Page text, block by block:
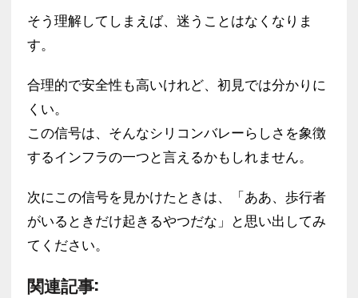
そう理解してしまえば、迷うことはなくなりま
す。
合理的で安全性も高いけれど、初見では分かりに
くい。
この信号は、そんなシリコンバレーらしさを象徴
するインフラの一つと言えるかもしれません。
次にこの信号を見かけたときは、「ああ、歩行者
がいるときだけ起きるやつだな」と思い出してみ
てください。
関連記事: